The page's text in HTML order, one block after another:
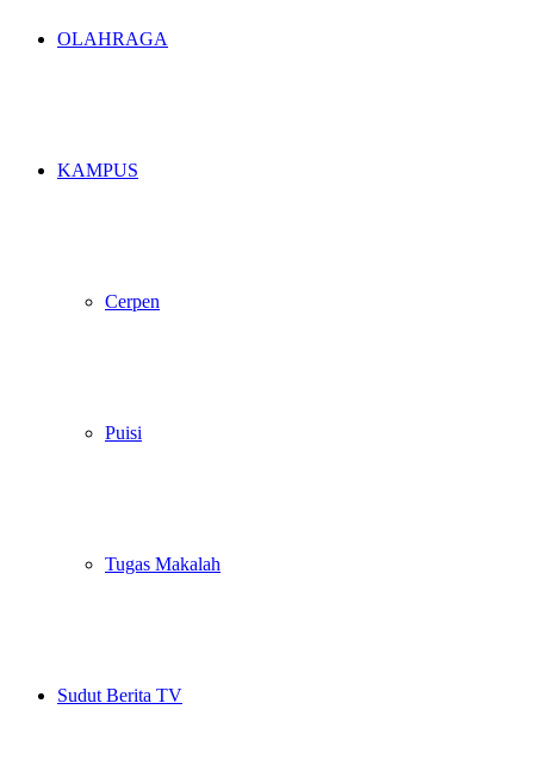
OLAHRAGA
KAMPUS
Cerpen
Puisi
Tugas Makalah
Sudut Berita TV